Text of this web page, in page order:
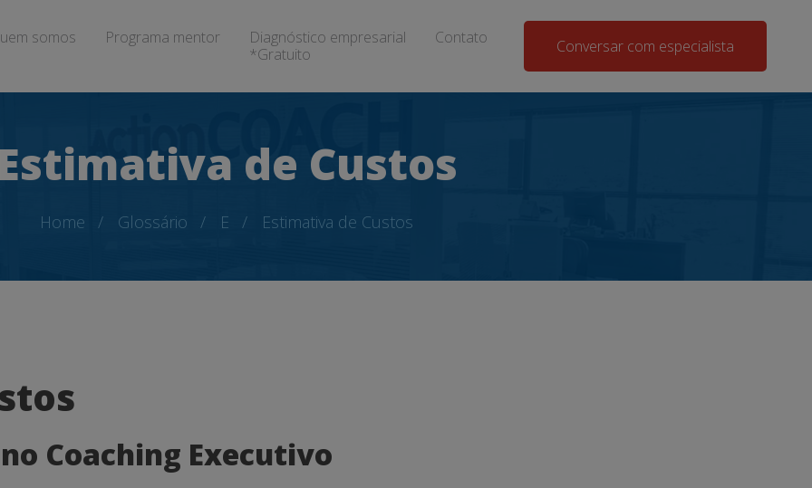
somos Programa mentor
Diagnóstico empresarial
*Gratuito
Contato Conversar com especialista
Estimativa de Custos
Home Glossário E Estimativa de Custos
Coaching Executivo